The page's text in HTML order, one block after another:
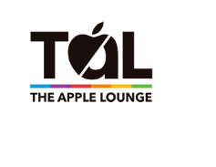
contenuto